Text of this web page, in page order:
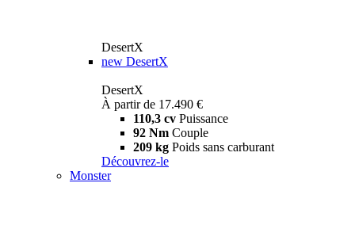
DesertX
new DesertX
DesertX
À partir de 17.490 €
110,3 cv Puissance
92 Nm Couple
209 kg Poids sans carburant
Découvrez-le
Monster